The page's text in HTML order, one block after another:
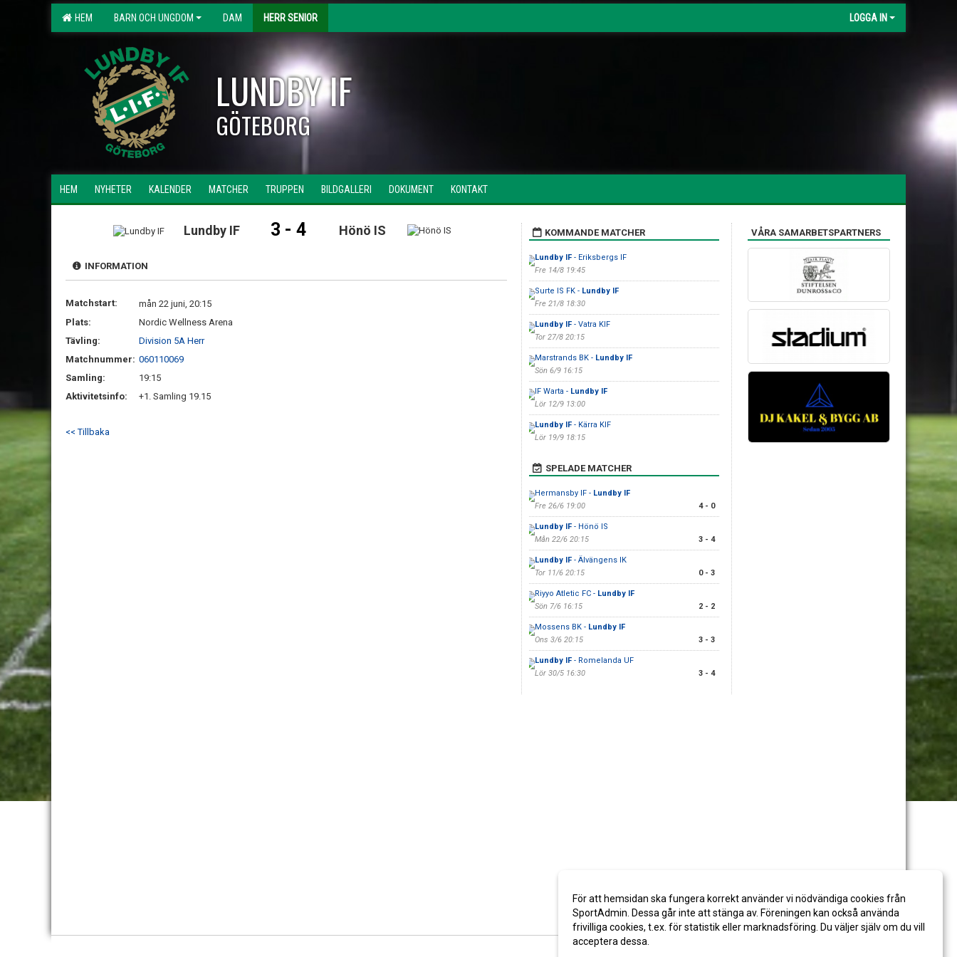
HEM BARN OCH UNGDOM DAM HERR SENIOR LOGGA IN
LUNDBY IF
GÖTEBORG
HEM NYHETER KALENDER MATCHER TRUPPEN BILDGALLERI DOKUMENT KONTAKT
Lundby IF 3 - 4 Hönö IS
INFORMATION
Matchstart:
mån 22 juni, 20:15
Plats:
Nordic Wellness Arena
Tävling:
Division 5A Herr
Matchnummer: 060110069
Samling:
19:15
Aktivitetsinfo:
+1. Samling 19.15
<< Tillbaka
KOMMANDE MATCHER
Lundby IF- Eriksbergs IF
Fre 14/8 19:45
Surte IS FK - Lundby IF
Fre 21/8 18:30
Lundby IF- Vatra KIF
Tor 27/8 20:15
Marstrands BK - Lundby IF
Sön 6/9 16:15
IF Warta - Lundby IF
Lör 12/9 13:00
Lundby IF- Kärra KIF
Lör 19/9 18:15
SPELADE MATCHER
Hermansby IF - Lundby IF
Fre 26/6 19:00
4 - 0
Lundby IF- Hönö IS
Mån 22/6 20:15
3 - 4
Lundby IF- Älvängens IK
Tor 11/6 20:15
0 - 3
Riyyo Atletic FC - Lundby IF
Sön 7/6 16:15
2 - 2
Mossens BK - Lundby IF
Ons 3/6 20:15
3 - 3
Lundby IF- Romelanda UF
Lör 30/5 16:30
3 - 4
VÅRA SAMARBETSPARTNERS
För att hemsidan ska fungera korrekt använder vi nödvändiga cookies från
SportAdmin. Dessa går inte att stänga av. Föreningen kan också använda
frivilliga cookies, t.ex. för statistik eller marknadsföring. Du väljer själv om du vill
acceptera dessa.